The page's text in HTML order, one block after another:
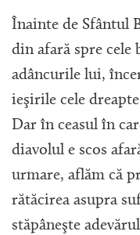
Înainte de Sfântul
din afară spre cele
adâncurile lui,
ieşirile cele
Dar în ceasul în
diavolul e scos
urmare, aflăm că
rătăcirea asupra
stăpâneşte